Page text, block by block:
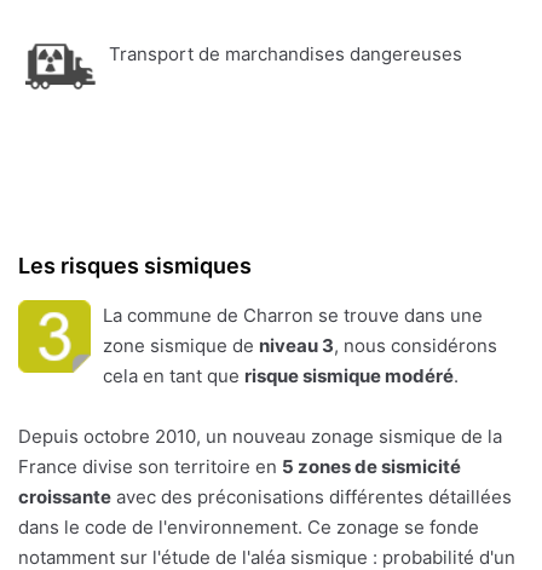
Transport de marchandises dangereuses
Les risques sismiques
La commune de Charron se trouve dans une
zone sismique de niveau 3, nous considérons
cela en tant que risque sismique modéré.
Depuis octobre 2010, un nouveau zonage sismique de la
France divise son territoire en 5 zones de sismicité
croissante avec des préconisations différentes détaillées
dans le code de l'environnement. Ce zonage se fonde
notamment sur l'étude de l'aléa sismique : probabilité d'un